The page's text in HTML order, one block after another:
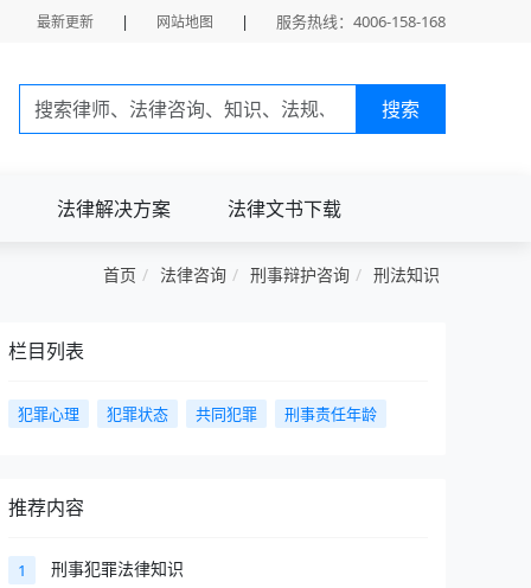
最新更新 | 网站地图 | 服务热线：4006-158-168
搜索
法律解决方案 法律文书下载
首页 法律咨询 刑事辩护咨询 刑法知识
栏目列表
犯罪心理 犯罪状态 共同犯罪 刑事责任年龄
推荐内容
1 刑事犯罪法律知识